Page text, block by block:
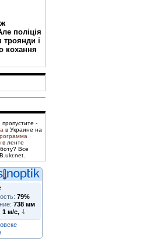
поліція
і
кохання
пропустите -
в Украине на
в ленте
Все
79%
738 мм
1 м/с,